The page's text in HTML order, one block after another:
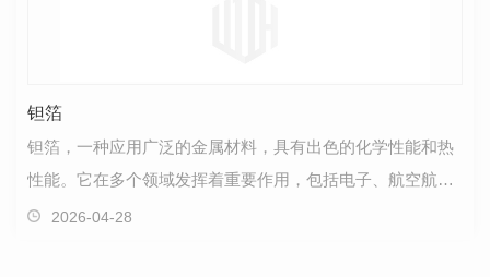
钽箔
钽箔，一种应用广泛的金属材料，具有出色的化学性能和热
性能。它在多个领域发挥着重要作用，包括电子、航空航天
和医疗行业。首先，钽箔在电子领域中扮演着关键角色…
2026-04-28